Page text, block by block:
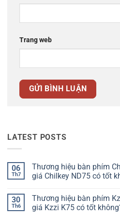
Trang web
LATEST POSTS
06
Th7
Thương hiệu bàn phím
giá Chilkey ND75 có tốt
bình
luận
ở
30
Th6
Thương hiệu bàn phím
giá Kzzi K75 có tốt